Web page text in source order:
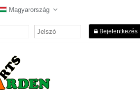
Magyarország
Bejelentkezés